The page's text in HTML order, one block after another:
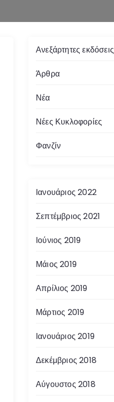
Ανεξάρτητες εκδόσεις
Άρθρα
Νέα
Νέες Κυκλοφορίες
Φανζίν
Ιανουάριος 2022
Σεπτέμβριος 2021
Ιούνιος 2019
Μάιος 2019
Απρίλιος 2019
Μάρτιος 2019
Ιανουάριος 2019
Δεκέμβριος 2018
Αύγουστος 2018